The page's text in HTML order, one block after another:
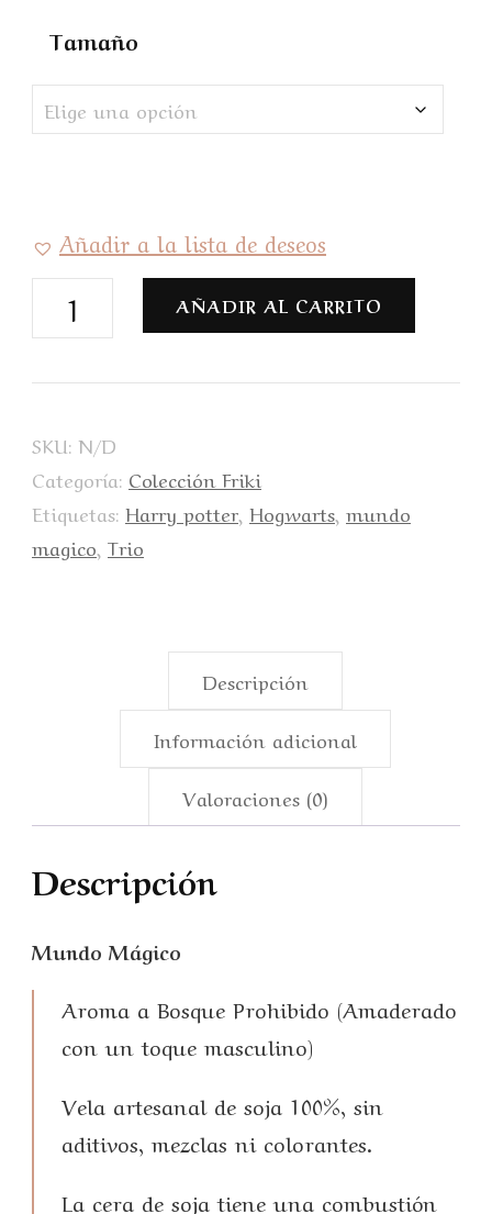
Tamaño
Añadir a la lista de deseos
AÑADIR AL CARRITO
SKU: N/D
Categoría: Colección Friki
Etiquetas: Harry potter Hogwarts mundo
magico Trio
Descripción
Información adicional
Valoraciones (0)
Descripción
Mundo Mágico
Aroma a Bosque Prohibido (Amaderado
con un toque masculino)
Vela artesanal de soja 100%, sin
aditivos, mezclas ni colorantes.
La cera de soja tiene una combustión